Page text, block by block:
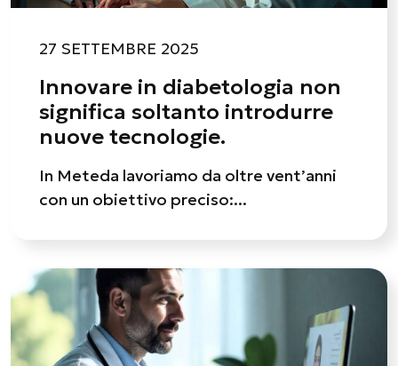
27 SETTEMBRE 2025
Innovare in diabetologia non
significa soltanto introdurre
nuove tecnologie.
In Meteda lavoriamo da oltre vent’anni
con un obiettivo preciso:...